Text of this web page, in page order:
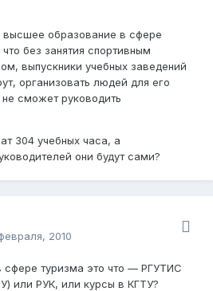
высшее образование в сфере
без занятия спортивным
выпускники учебных заведений
организовать людей для его
сможет руководить
304 учебных часа, а
они будут сами?
2010
туризма это что — РГУТИС
или РУК, или курсы в КГТУ?